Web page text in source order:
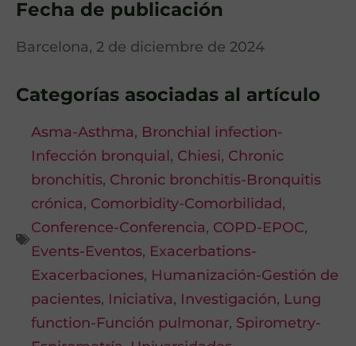
Fecha de publicación
Barcelona, 2 de diciembre de 2024
Categorías asociadas al artículo
Asma-Asthma, Bronchial infection-
Infección bronquial, Chiesi, Chronic
bronchitis, Chronic bronchitis-Bronquitis
crónica, Comorbidity-Comorbilidad,
Conference-Conferencia, COPD-EPOC,
Events-Eventos, Exacerbations-
Exacerbaciones, Humanización-Gestión de
pacientes, Iniciativa, Investigación, Lung
function-Función pulmonar, Spirometry-